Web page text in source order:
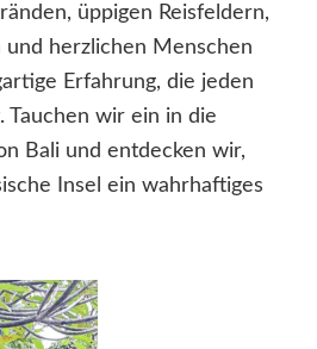
üppigen Reisfeldern,
und herzlichen Menschen
Erfahrung, die jeden
Tauchen wir ein in die
Bali und entdecken wir,
Insel ein wahrhaftiges